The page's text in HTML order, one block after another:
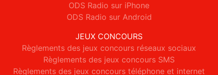
ODS Radio sur iPhone
ODS Radio sur Android
JEUX CONCOURS
Règlements des jeux concours réseaux sociaux
Règlements des jeux concours SMS
Règlements des jeux concours téléphone et internet